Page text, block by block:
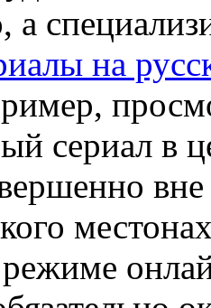
а
на
сериал в
вне